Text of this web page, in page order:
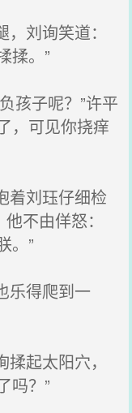
刘询笑道：
揉。”
孩子呢？”许平
，可见你挠痒
着刘珏仔细检
不由佯怒：
。”
乐得爬到一
起太阳穴，
吗？”